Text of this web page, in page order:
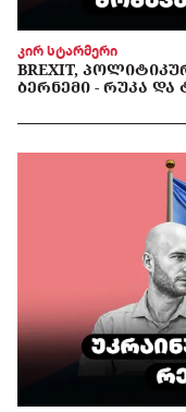
კირ სტარმერი
BREXIT,
ᲑᲔᲠᲜᲔᲛᲘ - ᲠᲣᲙᲐ ᲓᲐ